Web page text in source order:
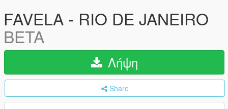
FAVELA - RIO DE JANEIRO
BETA
Λήψη
Share